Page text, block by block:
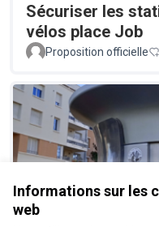
Informations sur les
web
Sécuriser les
vélos place Job
Proposition officielle
Réinstaller des